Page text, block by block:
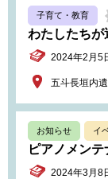
子育て・教育
わたしたち
2024年2月5
五斗長垣内
お知らせ イ
ピアノメン
2024年3月8